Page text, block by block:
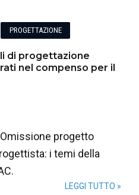
PROGETTAZIONE
di progettazione
nel compenso per il
progetto
i temi della
LEGGI TUTTO »